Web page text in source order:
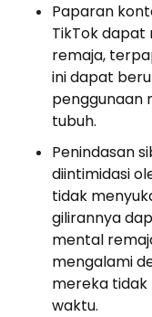
Paparan
TikTok
remaja,
ini dapat
penggunaan
tubuh.
Penindasan
diintimidasi
tidak
gilirannya
mental
mengalami
mereka
waktu.